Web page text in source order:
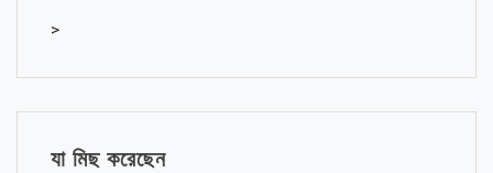
>
যা মিছ করেছেন